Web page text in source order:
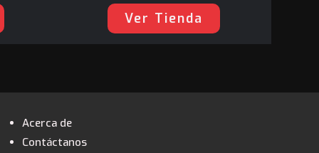
Ver Tienda
Acerca de
Contáctanos